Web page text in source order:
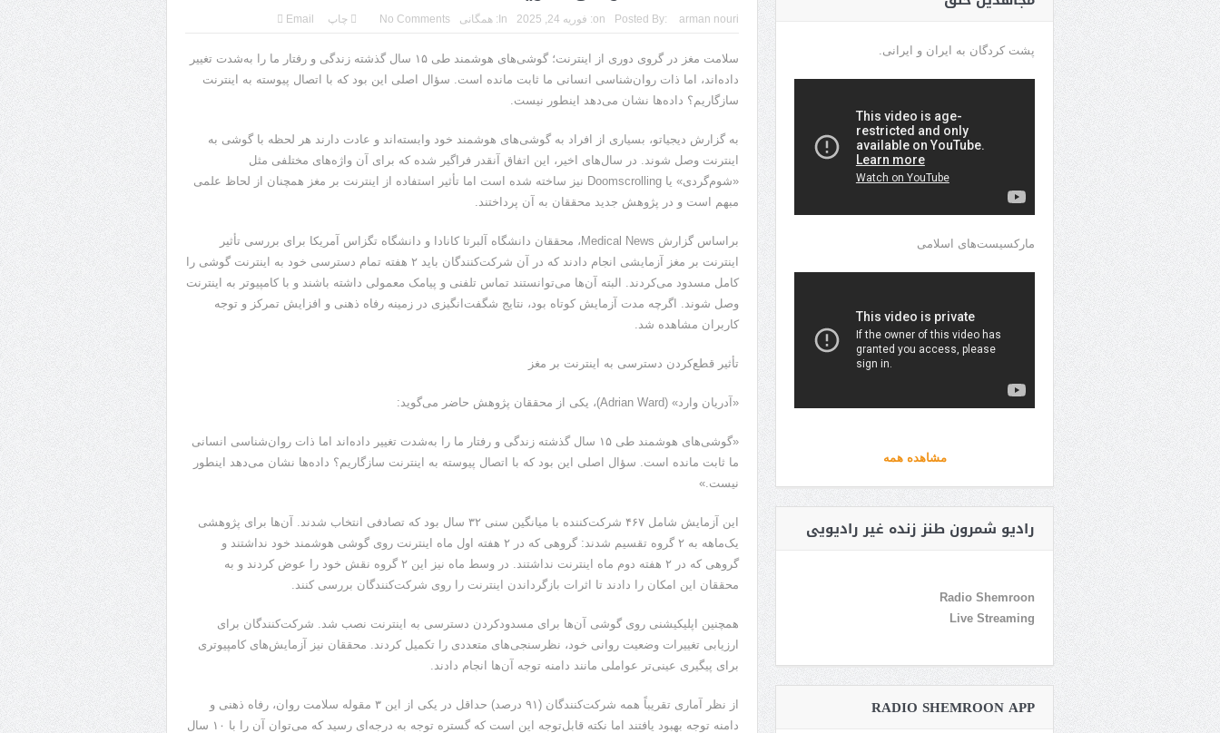
Posted By: arman nouri
on: فوریه 24, 2025 In: همگانی No Comments چاپ Email
سلامت مغز در گروی دوری از اینترنت؛ گوشی‌های هوشمند طی ۱۵ سال گذشته زندگی و رفتار ما را به‌شدت تغییر
داده‌اند، اما ذات روان‌شناسی انسانی ما ثابت مانده است. سؤال اصلی این بود که با اتصال پیوسته به اینترنت
سازگاریم؟ داده‌ها نشان می‌دهد اینطور نیست.
به گزارش دیجیاتو، بسیاری از افراد به گوشی‌های هوشمند خود وابسته‌اند و عادت دارند هر لحظه با گوشی به
اینترنت وصل شوند. در سال‌های اخیر، این اتفاق آنقدر فراگیر شده که برای آن واژه‌های مختلفی مثل
«شوم‌گردی» یا Doomscrolling نیز ساخته شده است اما تأثیر استفاده از اینترنت بر مغز همچنان از لحاظ علمی
مبهم است و در پژوهش جدید محققان به آن پرداختند.
براساس گزارش Medical News، محققان دانشگاه آلبرتا کانادا و دانشگاه تگزاس آمریکا برای بررسی تأثیر
اینترنت بر مغز آزمایشی انجام دادند که در آن شرکت‌کنندگان باید ۲ هفته تمام دسترسی خود به اینترنت گوشی را
کامل مسدود می‌کردند. البته آن‌ها می‌توانستند تماس تلفنی و پیامک معمولی داشته باشند و با کامپیوتر به اینترنت
وصل شوند. اگرچه مدت آزمایش کوتاه بود، نتایج شگفت‌انگیزی در زمینه رفاه ذهنی و افزایش تمرکز و توجه
کاربران مشاهده شد.
تأثیر قطع‌کردن دسترسی به اینترنت بر مغز
«آدریان وارد» (Adrian Ward)، یکی از محققان پژوهش حاضر می‌گوید:
«گوشی‌های هوشمند طی ۱۵ سال گذشته زندگی و رفتار ما را به‌شدت تغییر داده‌اند اما ذات روان‌شناسی انسانی
ما ثابت مانده است. سؤال اصلی این بود که با اتصال پیوسته به اینترنت سازگاریم؟ داده‌ها نشان می‌دهد اینطور
نیست.»
این آزمایش شامل ۴۶۷ شرکت‌کننده با میانگین سنی ۳۲ سال بود که تصادفی انتخاب شدند. آن‌ها برای پژوهشی
یک‌ماهه به ۲ گروه تقسیم شدند: گروهی که در ۲ هفته اول ماه اینترنت روی گوشی هوشمند خود نداشتند و
گروهی که در ۲ هفته دوم ماه اینترنت نداشتند. در وسط ماه نیز این ۲ گروه نقش خود را عوض کردند و به
محققان این امکان را دادند تا اثرات بازگرداندن اینترنت را روی شرکت‌کنندگان بررسی کنند.
همچنین اپلیکیشنی روی گوشی آن‌ها برای مسدودکردن دسترسی به اینترنت نصب شد. شرکت‌کنندگان برای
ارزیابی تغییرات وضعیت روانی خود، نظرسنجی‌های متعددی را تکمیل کردند. محققان نیز آزمایش‌های کامپیوتری
برای پیگیری عینی‌تر عواملی مانند دامنه توجه آن‌ها انجام دادند.
از نظر آماری تقریباً همه شرکت‌کنندگان (۹۱ درصد) حداقل در یکی از این ۳ مقوله سلامت روان، رفاه ذهنی و
دامنه توجه بهبود یافتند اما نکته قابل‌توجه این است که گستره توجه به درجه‌ای رسید که می‌توان آن را با ۱۰ سال
پشت کردگان به ایران و ایرانی.
مارکسیست‌های اسلامی
مشاهده همه
رادیو شمرون طنز زنده غیر رادیویی
Radio Shemroon
Live Streaming
RADIO SHEMROON APP